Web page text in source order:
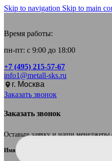
Skip to navigation Skip to main
Время работы:
пн-пт: с 9:00 до 18:00
+7 (495) 215-57-67
info1@metall-sks.ru
г. Москва
Заказать звонок
Заказать звонок
Оставьте заявку и наши
Имя